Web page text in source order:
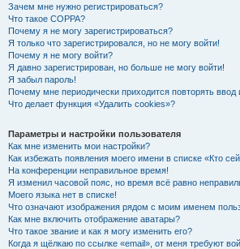
Зачем мне нужно регистрироваться?
Что такое COPPA?
Почему я не могу зарегистрироваться?
Я только что зарегистрировался, но не могу войти!
Почему я не могу войти?
Я давно зарегистрирован, но больше не могу войти!
Я забыл пароль!
Почему мне периодически приходится повторять ввод
Что делает функция «Удалить cookies»?
Параметры и настройки пользователя
Как мне изменить мои настройки?
Как избежать появления моего имени в списке «Кто
На конференции неправильное время!
Я изменил часовой пояс, но время всё равно
Моего языка нет в списке!
Что означают изображения рядом с моим именем
Как мне включить отображение аватары?
Что такое звание и как я могу изменить его?
Когда я щёлкаю по ссылке «email», от меня требуют